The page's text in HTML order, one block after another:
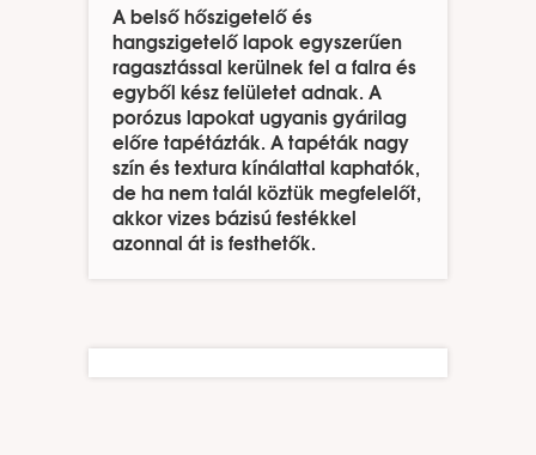
A belső hőszigetelő és
hangszigetelő lapok egyszerűen
ragasztással kerülnek fel a falra és
egyből kész felületet adnak. A
porózus lapokat ugyanis gyárilag
előre tapétázták. A tapéták nagy
szín és textura kínálattal kaphatók,
de ha nem talál köztük megfelelőt,
akkor vizes bázisú festékkel
azonnal át is festhetők.